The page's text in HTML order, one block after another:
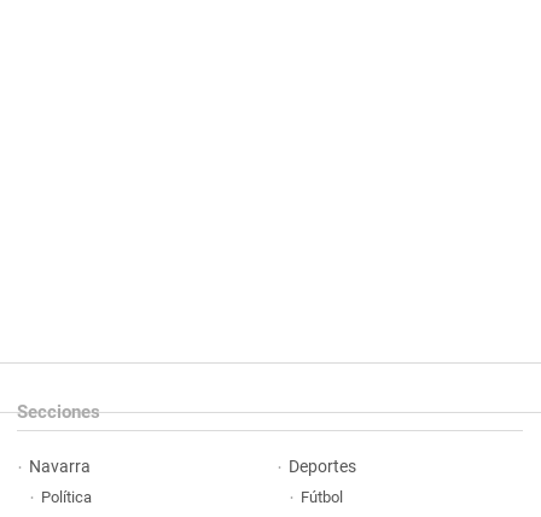
Secciones
Navarra
Política
Deportes
Fútbol